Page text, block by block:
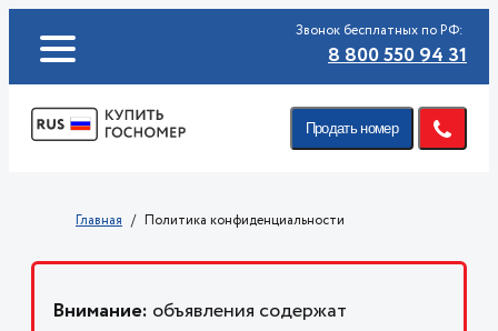
Звонок бесплатных по РФ:
8 800 550 94 31
Продать номер
Главная Политика конфиденциальности
Внимание: объявления содержат